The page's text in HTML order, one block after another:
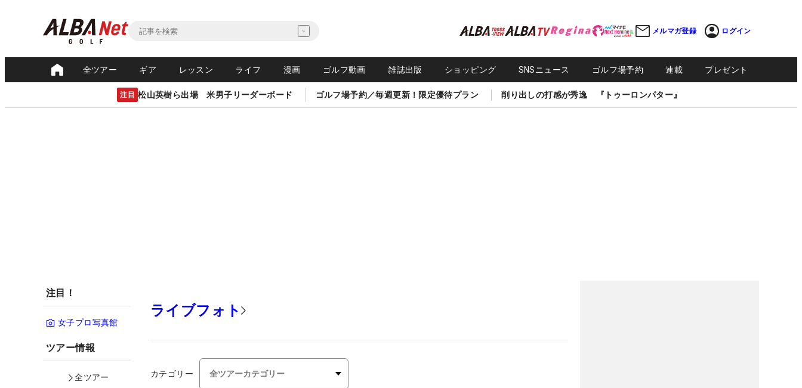
メルマガ登録 ログイン
全ツアー ギア レッスン ライフ 漫画 ゴルフ動画 雑誌出版 ショッピング SNSニュース ゴルフ場予約 連載 プレゼント
注目 松山英樹ら出場 米男子リーダーボード ゴルフ場予約／毎週更新！限定優待プラン 削り出しの打感が秀逸 『トゥーロンパター』
注目！
女子プロ写真館
ツアー情報
全ツアー
ライブフォト
カテゴリー